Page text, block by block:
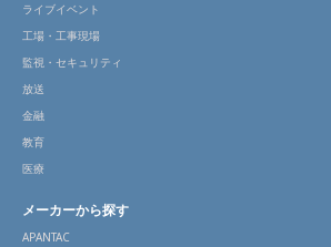
ライブイベント
工場・工事現場
監視・セキュリティ
放送
金融
教育
医療
メーカーから探す
APANTAC